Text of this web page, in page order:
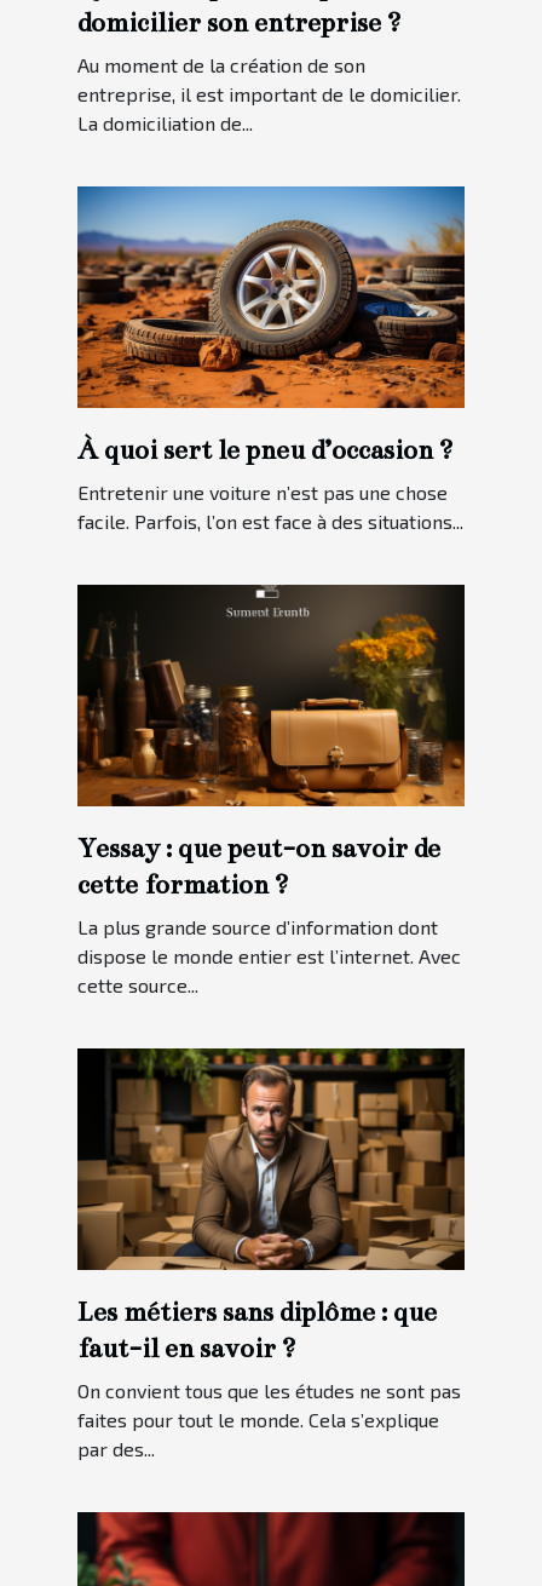
domicilier son entreprise ?
Au moment de la création de son
entreprise, il est important de le domicilier.
La domiciliation de...
À quoi sert le pneu d’occasion ?
Entretenir une voiture n’est pas une chose
facile. Parfois, l’on est face à des situations...
Yessay : que peut-on savoir de
cette formation ?
La plus grande source d’information dont
dispose le monde entier est l’internet. Avec
cette source...
Les métiers sans diplôme : que
faut-il en savoir ?
On convient tous que les études ne sont pas
faites pour tout le monde. Cela s’explique
par des...